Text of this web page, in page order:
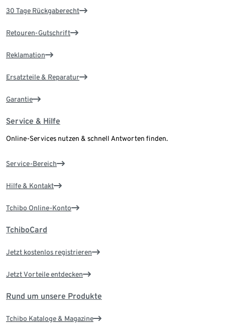
30 Tage Rückgaberecht
Retouren-Gutschrift
Reklamation
Ersatzteile & Reparatur
Garantie
Service & Hilfe
Online-Services nutzen & schnell Antworten finden.
Service-Bereich
Hilfe & Kontakt
Tchibo Online-Konto
TchiboCard
Jetzt kostenlos registrieren
Jetzt Vorteile entdecken
Rund um unsere Produkte
Tchibo Kataloge & Magazine